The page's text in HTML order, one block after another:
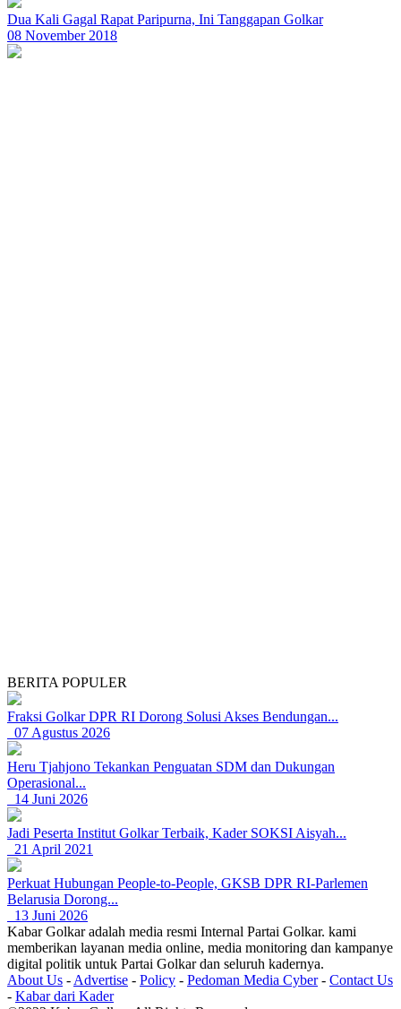
Dua Kali Gagal Rapat Paripurna, Ini Tanggapan Golkar
08 November 2018
BERITA POPULER
Fraksi Golkar DPR RI Dorong Solusi Akses Bendungan...
07 Agustus 2026
Heru Tjahjono Tekankan Penguatan SDM dan Dukungan
Operasional...
14 Juni 2026
Jadi Peserta Institut Golkar Terbaik, Kader SOKSI Aisyah...
21 April 2021
Perkuat Hubungan People-to-People, GKSB DPR RI-Parlemen
Belarusia Dorong...
13 Juni 2026
Kabar Golkar adalah media resmi Internal Partai Golkar. kami
memberikan layanan media online, media monitoring dan kampanye
digital politik untuk Partai Golkar dan seluruh kadernya.
About Us - Advertise - Policy - Pedoman Media Cyber- Contact Us
- Kabar dari Kader